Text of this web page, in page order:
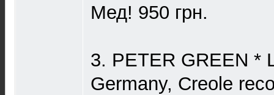
Мед! 950 грн.
3. PETER GREEN *
Germany, Creole